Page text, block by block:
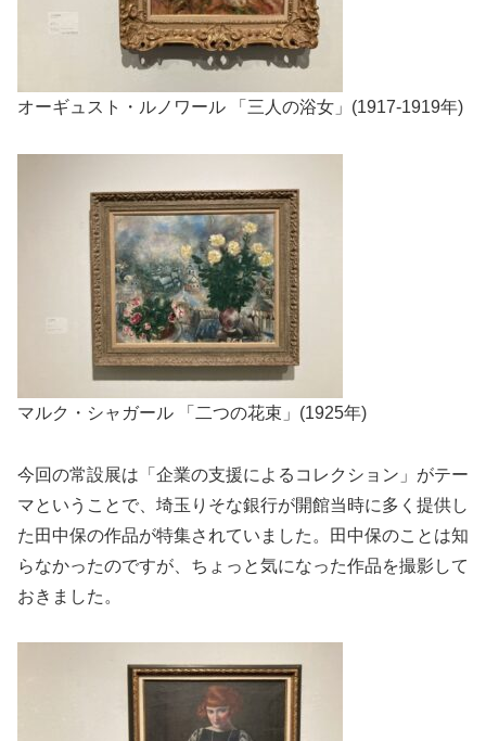
オーギュスト・ルノワール 「三人の浴女」(1917-1919年)
マルク・シャガール 「二つの花束」(1925年)
今回の常設展は「企業の支援によるコレクション」がテー
マということで、埼玉りそな銀行が開館当時に多く提供し
た田中保の作品が特集されていました。田中保のことは知
らなかったのですが、ちょっと気になった作品を撮影して
おきました。